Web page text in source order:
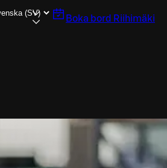
Boka bord Riihimäki